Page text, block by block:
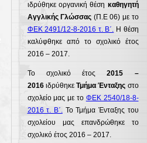
ιδρύθηκε οργανική θέση καθηγητή
Αγγλικής Γλώσσας (Π.Ε 06) με το
ΦΕΚ 2491/12-8-2016 τ. Β΄. Η θέση
καλύφθηκε από το σχολικό έτος
2016 – 2017.
Το σχολικό έτος2015 –
2016ιδρύθηκε Τμήμα Ένταξης στο
σχολείο μας με το ΦΕΚ 2540/18-8-
2016 τ. Β΄.Το Τμήμα Ένταξης του
σχολείου μας επανδρώθηκε το
σχολικό έτος 2016 – 2017.